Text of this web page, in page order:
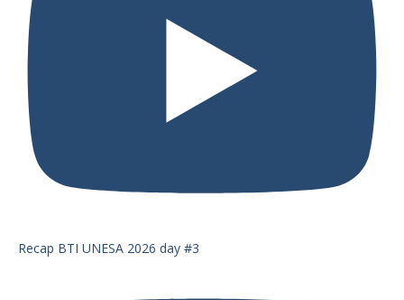
Recap BTI UNESA 2026 day #3